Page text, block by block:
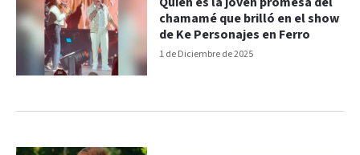
1 de Diciembre de 2025
chamamé que brilló en el show
de Ke Personajes en Ferro